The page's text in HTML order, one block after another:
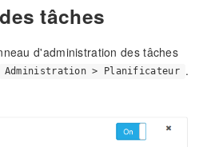
tâches
d'administration des tâches
Administration > Planificateur .